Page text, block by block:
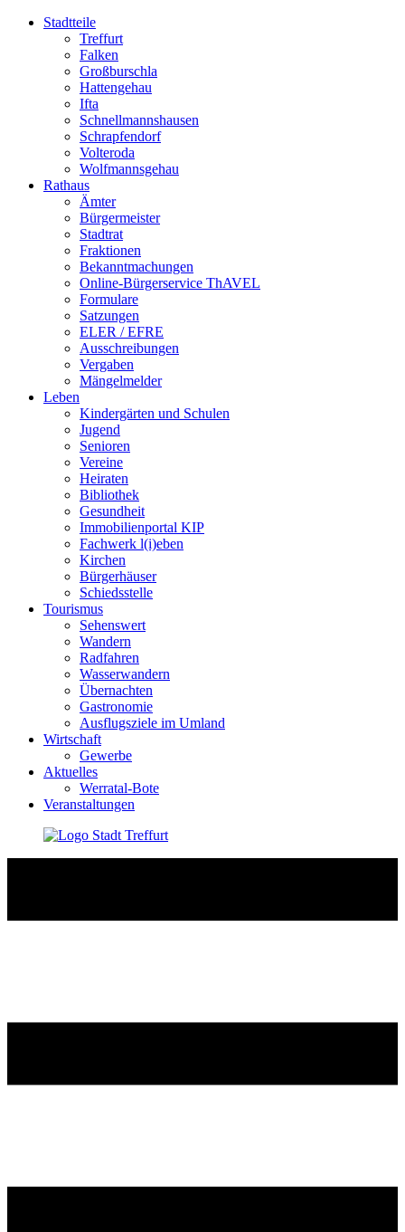
Stadtteile
Treffurt
Falken
Großburschla
Hattengehau
Ifta
Schnellmannshausen
Schrapfendorf
Volteroda
Wolfmannsgehau
Rathaus
Ämter
Bürgermeister
Stadtrat
Fraktionen
Bekanntmachungen
Online-Bürgerservice ThAVEL
Formulare
Satzungen
ELER / EFRE
Ausschreibungen
Vergaben
Mängelmelder
Leben
Kindergärten und Schulen
Jugend
Senioren
Vereine
Heiraten
Bibliothek
Gesundheit
Immobilienportal KIP
Fachwerk l(i)eben
Kirchen
Bürgerhäuser
Schiedsstelle
Tourismus
Sehenswert
Wandern
Radfahren
Wasserwandern
Übernachten
Gastronomie
Ausflugsziele im Umland
Wirtschaft
Gewerbe
Aktuelles
Werratal-Bote
Veranstaltungen